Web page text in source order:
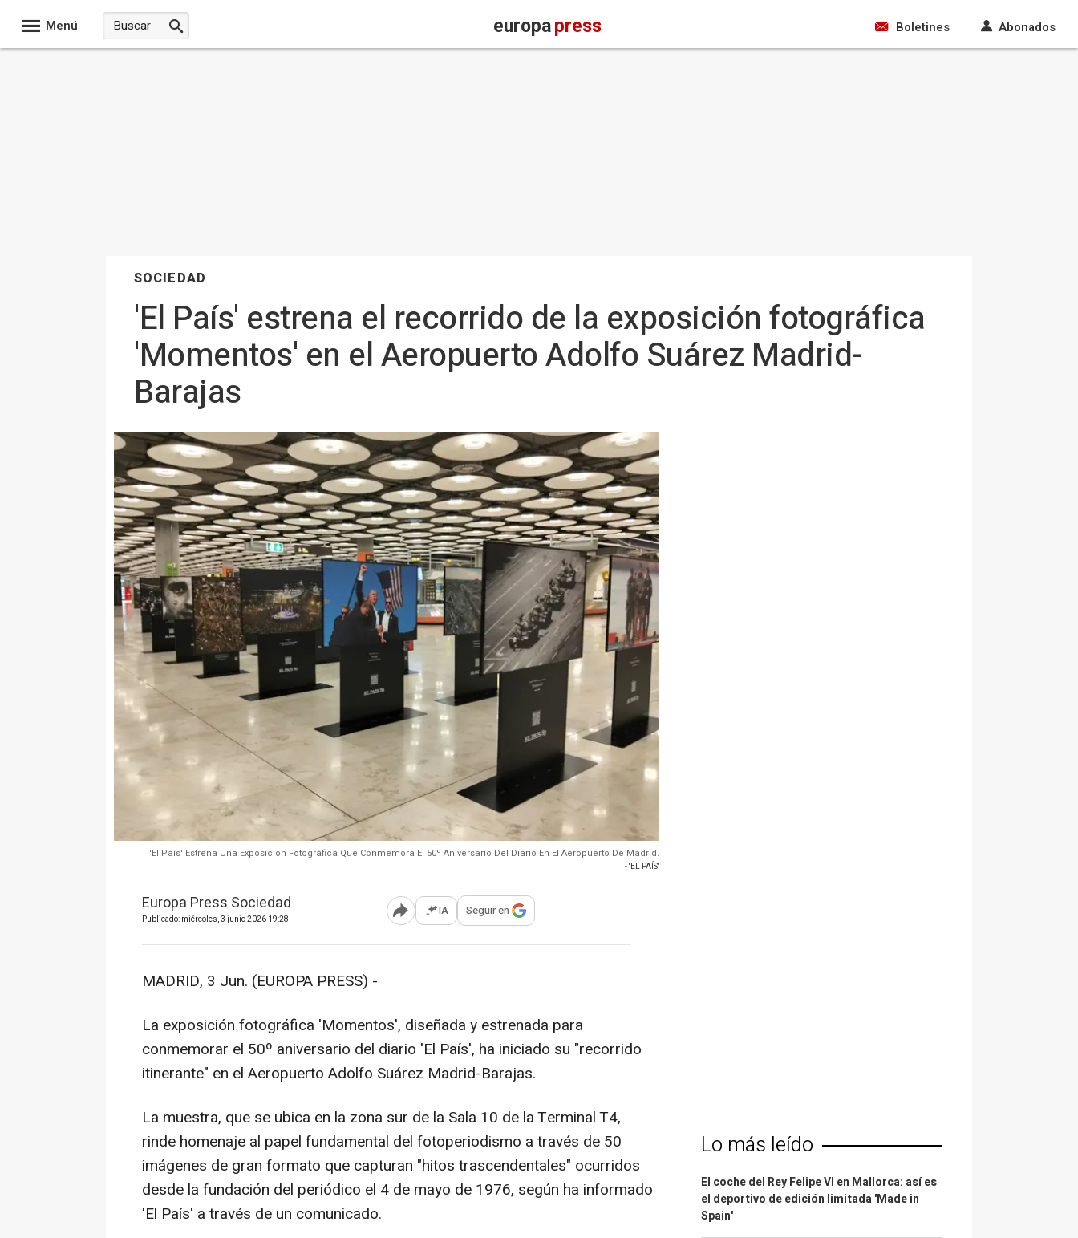
Menú europapress Boletines Abonados
SOCIEDAD
'El País' estrena el recorrido de la exposición fotográfica
'Momentos' en el Aeropuerto Adolfo Suárez Madrid-
Barajas
'El País' Estrena Una Exposición Fotográfica Que Conmemora El 50º Aniversario Del Diario En El Aeropuerto De Madrid.
- 'EL PAÍS'
Europa Press Sociedad
Publicado: miércoles, 3 junio 2026 19:28 Abrir opciones para compartir
IA Seguir en
MADRID, 3 Jun. (EUROPA PRESS) -
La exposición fotográfica 'Momentos', diseñada y estrenada para
conmemorar el 50º aniversario del diario 'El País', ha iniciado su "recorrido
itinerante" en el Aeropuerto Adolfo Suárez Madrid-Barajas.
La muestra, que se ubica en la zona sur de la Sala 10 de la Terminal T4,
rinde homenaje al papel fundamental del fotoperiodismo a través de 50
imágenes de gran formato que capturan "hitos trascendentales" ocurridos
desde la fundación del periódico el 4 de mayo de 1976, según ha informado
'El País' a través de un comunicado.
Lo más leído
El coche del Rey Felipe VI en Mallorca: así es
el deportivo de edición limitada 'Made in
Spain'